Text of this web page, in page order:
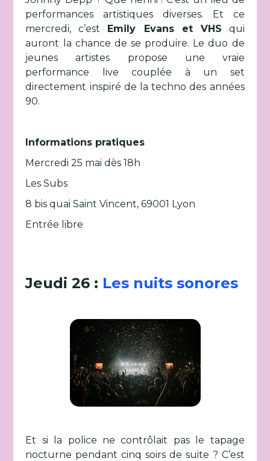
performances artistiques diverses. Et ce
mercredi, c’est Emily Evans et VHS qui
auront la chance de se produire. Le duo de
jeunes artistes propose une vraie
performance live couplée à un set
directement inspiré de la techno des années
90.
Informations pratiques
Mercredi 25 mai dès 18h
Les Subs
8 bis quai Saint Vincent, 69001 Lyon
Entrée libre
Jeudi 26 : Les nuits sonores
Et si la police ne contrôlait pas le tapage
nocturne pendant cinq soirs de suite ? C’est